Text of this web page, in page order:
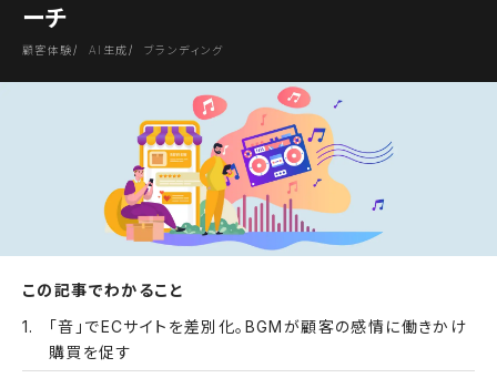
ーチ
顧客体験 AI生成 ブランディング
この記事でわかること
「音」でECサイトを差別化。BGMが顧客の感情に働きかけ
購買を促す